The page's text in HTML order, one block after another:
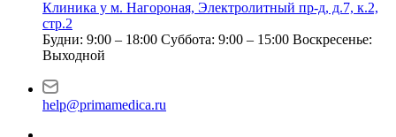
Клиника у м. Нагороная, Электролитный пр-д, д.7, к.2,
стр.2
Будни: 9:00 – 18:00 Суббота: 9:00 – 15:00 Воскресенье:
Выходной
help@primamedica.ru